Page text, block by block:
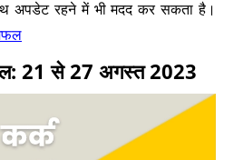
अपडेट रहने में भी मदद कर सकता है।
21 से 27 अगस्त 2023